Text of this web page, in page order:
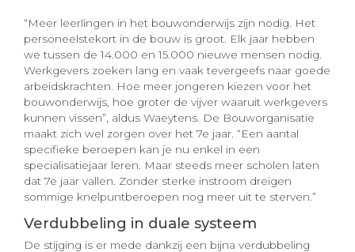
“Meer leerlingen in het bouwonderwijs zijn nodig. Het
personeelstekort in de bouw is groot. Elk jaar hebben
we tussen de 14.000 en 15.000 nieuwe mensen nodig.
Werkgevers zoeken lang en vaak tevergeefs naar goede
arbeidskrachten. Hoe meer jongeren kiezen voor het
bouwonderwijs, hoe groter de vijver waaruit werkgevers
kunnen vissen”, aldus Waeytens. De Bouworganisatie
maakt zich wel zorgen over het 7e jaar. “Een aantal
specifieke beroepen kan je nu enkel in een
specialisatiejaar leren. Maar steeds meer scholen laten
dat 7e jaar vallen. Zonder sterke instroom dreigen
sommige knelpuntberoepen nog meer uit te sterven.”
Verdubbeling in duale systeem
De stijging is er mede dankzij een bijna verdubbeling